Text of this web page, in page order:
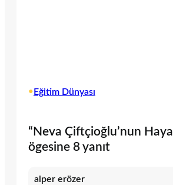
•Eğitim Dünyası
“Neva Çiftçioğlu’nun
ögesine 8 yanıt
alper erözer